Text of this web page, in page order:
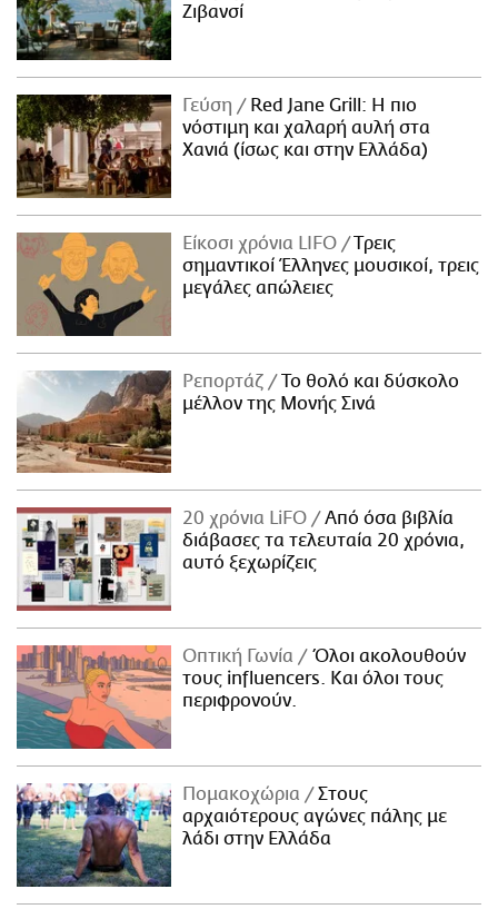
Ζιβανσί
Γεύση
Red Jane Grill: Η πιο
νόστιμη και χαλαρή αυλή στα
Χανιά (ίσως και στην Ελλάδα)
Είκοσι χρόνια LIFO
Tρεις
σημαντικοί Έλληνες μουσικοί, τρεις
μεγάλες απώλειες
Ρεπορτάζ
Το θολό και δύσκολο
μέλλον της Μονής Σινά
20 χρόνια LiFO
Από όσα βιβλία
διάβασες τα τελευταία 20 χρόνια,
αυτό ξεχωρίζεις
Οπτική Γωνία
Όλοι ακολουθούν
τους influencers. Και όλοι τους
περιφρονούν.
Πομακοχώρια
Στους
αρχαιότερους αγώνες πάλης με
λάδι στην Ελλάδα